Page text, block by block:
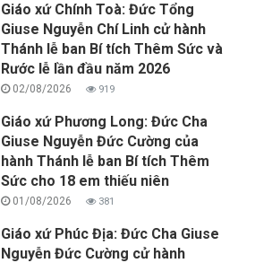
Giáo xứ Chính Toà: Đức Tổng
Giuse Nguyễn Chí Linh cử hành
Thánh lễ ban Bí tích Thêm Sức và
Rước lễ lần đầu năm 2026
02/08/2026 919
Giáo xứ Phương Long: Đức Cha
Giuse Nguyễn Đức Cường của
hành Thánh lễ ban Bí tích Thêm
Sức cho 18 em thiếu niên
01/08/2026 381
Giáo xứ Phúc Địa: Đức Cha Giuse
Nguyễn Đức Cường cử hành